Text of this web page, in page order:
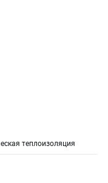
теплоизоляция